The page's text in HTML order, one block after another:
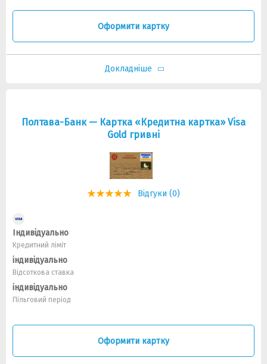
Оформити картку
Докладніше
Полтава-Банк — Картка «Кредитна картка» Visa
Gold гривнi
Відгуки (0)
Індивідуально
Кредитний ліміт
індивідуально
Відсоткова ставка
індивідуально
Пільговий період
Оформити картку